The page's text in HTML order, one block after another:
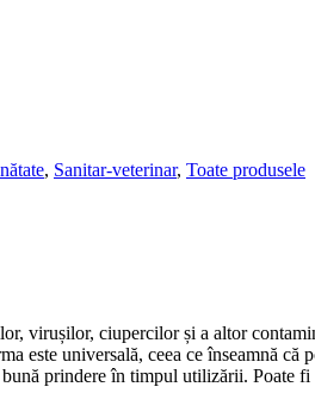
, Sanitar-veterinar, Toate produsele
virușilor, ciupercilor și a altor
universală, ceea ce înseamnă
prindere în timpul utilizării. Poate